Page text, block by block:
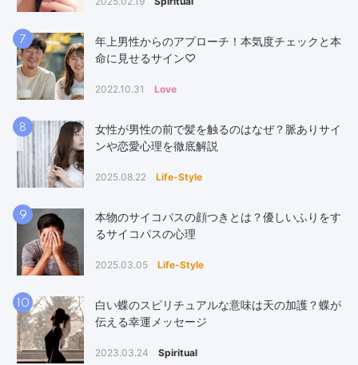
7
年上男性からのアプローチ！本気度チェックと本
命に見せるサイン♡
2022.10.31 Love
8
女性が男性の前で髪を触るのはなぜ？脈ありサイ
ンや恋愛心理を徹底解説
2025.08.22 Life-Style
9
本物のサイコパスの顔つきとは？優しいふりをす
るサイコパスの心理
2025.03.05 Life-Style
10
白い蝶のスピリチュアルな意味は天の加護？蝶が
伝える幸運メッセージ
2023.03.24 Spiritual